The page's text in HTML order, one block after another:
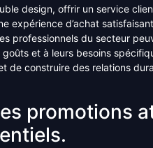
design, offrir un service
expérience d’achat
professionnels du secteur
et à leurs besoins
de construire des relations
promotions